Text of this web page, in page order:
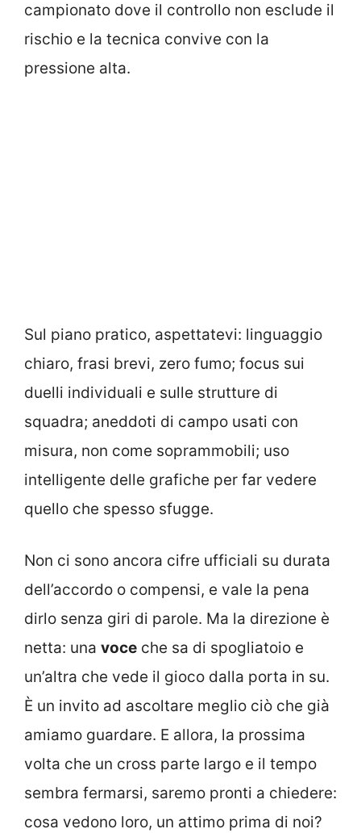
campionato dove il controllo non esclude il
rischio e la tecnica convive con la
pressione alta.
Sul piano pratico, aspettatevi: linguaggio
chiaro, frasi brevi, zero fumo; focus sui
duelli individuali e sulle strutture di
squadra; aneddoti di campo usati con
misura, non come soprammobili; uso
intelligente delle grafiche per far vedere
quello che spesso sfugge.
Non ci sono ancora cifre ufficiali su durata
dell’accordo o compensi, e vale la pena
dirlo senza giri di parole. Ma la direzione è
netta: una voce che sa di spogliatoio e
un’altra che vede il gioco dalla porta in su.
È un invito ad ascoltare meglio ciò che già
amiamo guardare. E allora, la prossima
volta che un cross parte largo e il tempo
sembra fermarsi, saremo pronti a chiedere:
cosa vedono loro, un attimo prima di noi?